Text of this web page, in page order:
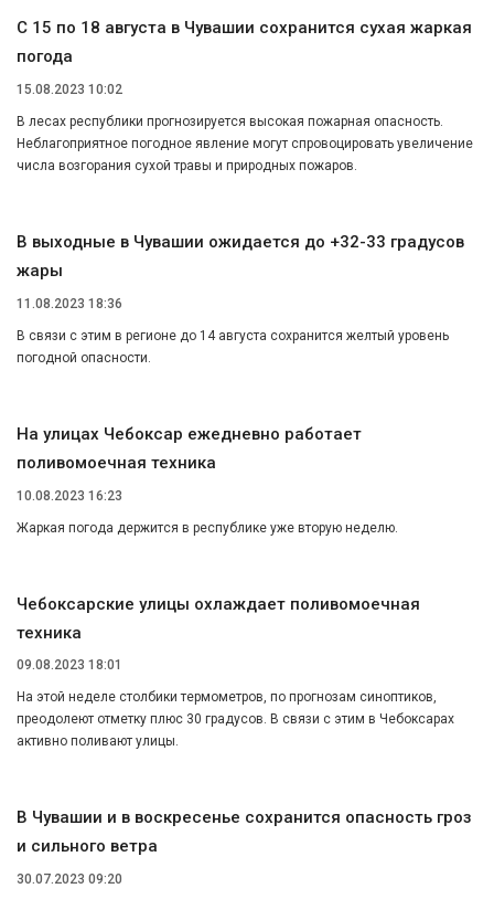
С 15 по 18 августа в Чувашии сохранится сухая жаркая
погода
15.08.2023 10:02
В лесах республики прогнозируется высокая пожарная опасность.
Неблагоприятное погодное явление могут спровоцировать увеличение
числа возгорания сухой травы и природных пожаров.
В выходные в Чувашии ожидается до +32-33 градусов
жары
11.08.2023 18:36
В связи с этим в регионе до 14 августа сохранится желтый уровень
погодной опасности.
На улицах Чебоксар ежедневно работает
поливомоечная техника
10.08.2023 16:23
Жаркая погода держится в республике уже вторую неделю.
Чебоксарские улицы охлаждает поливомоечная
техника
09.08.2023 18:01
На этой неделе столбики термометров, по прогнозам синоптиков,
преодолеют отметку плюс 30 градусов. В связи с этим в Чебоксарах
активно поливают улицы.
В Чувашии и в воскресенье сохранится опасность гроз
и сильного ветра
30.07.2023 09:20